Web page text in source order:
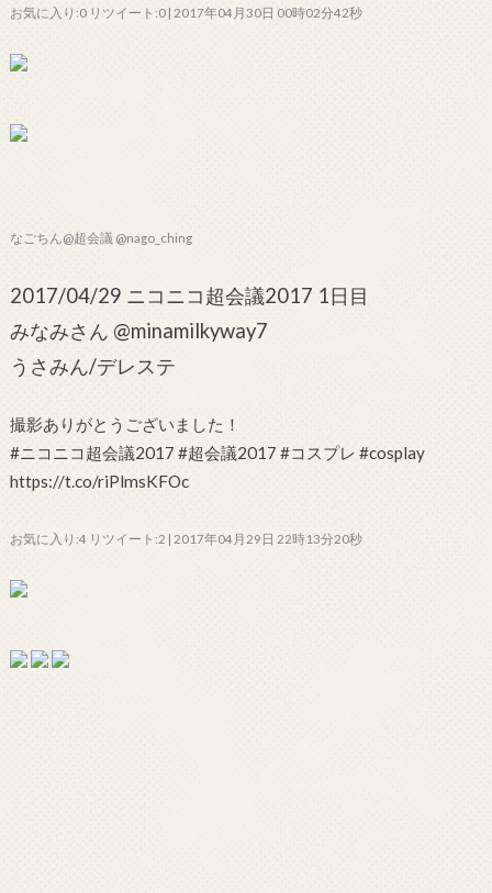
お気に入り:0 リツイート:0 | 2017年04月30日 00時02分42秒
なごちん@超会議 @nago_ching
2017/04/29 ニコニコ超会議2017 1日目
みなみさん @minamilkyway7
うさみん/デレステ
撮影ありがとうございました！
#ニコニコ超会議2017 #超会議2017 #コスプレ #cosplay
https://t.co/riPlmsKFOc
お気に入り:4 リツイート:2 | 2017年04月29日 22時13分20秒